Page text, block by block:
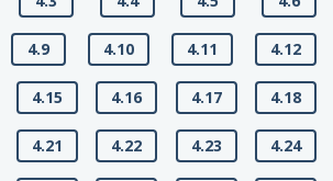
4.9 4.10 4.11 4.12
4.15 4.16 4.17 4.18
4.21 4.22 4.23 4.24